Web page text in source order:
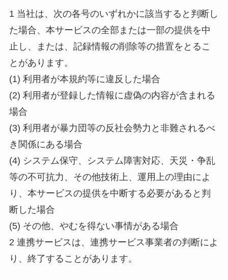
1 当社は、次の各号のいずれかに該当すると判断し
た場合、本サービスの全部または一部の提供を中
止し、または、記録情報の削除等の措置をとるこ
とがあります。
(1) 利用者が本規約等に違反した場合
(2) 利用者が登録した情報に虚偽の内容が含まれる
場合
(3) 利用者が暴力団等の反社会勢力と非難されるべ
き関係にある場合
(4) システム保守、システム障害対応、天災・争乱
等の不可抗力、その他技術上、運用上の理由によ
り、本サービスの提供を中断する必要があると判
断した場合
(5) その他、やむを得ない事情がある場合
2 連携サービスは、連携サービス事業者の判断によ
り、終了することがあります。